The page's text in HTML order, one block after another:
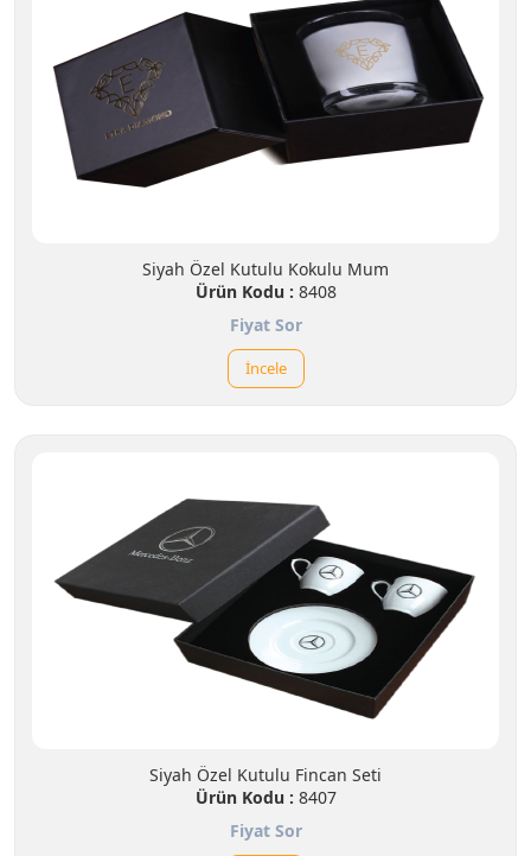
Siyah Özel Kutulu Kokulu Mum
Ürün Kodu : 8408
Fiyat Sor
İncele
Siyah Özel Kutulu Fincan Seti
Ürün Kodu : 8407
Fiyat Sor